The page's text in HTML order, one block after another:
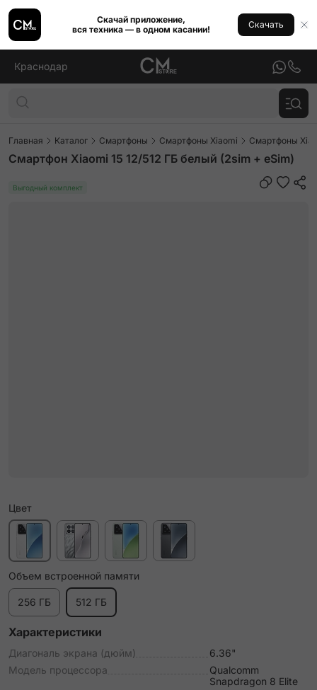
Скачай приложение,
вся техника — в одном касании!
Скачать
Краснодар
Главная Каталог Смартфоны Смартфоны Xiaomi Смартфоны
Смартфон Xiaomi 15 12/512 ГБ белый (2sim + eSim)
Выгодный комплект
Цвет
Объем встроенной памяти
256 ГБ 512 ГБ
Характеристики
Диагональ экрана (дюйм)
6.36"
Модель процессора
Qualcomm
Snapdragon 8 Elite